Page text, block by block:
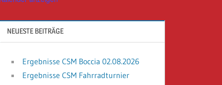
NEUESTE BEITRÄGE
Ergebnisse CSM Boccia 02.08.2026
Ergebnisse CSM Fahrradturnier